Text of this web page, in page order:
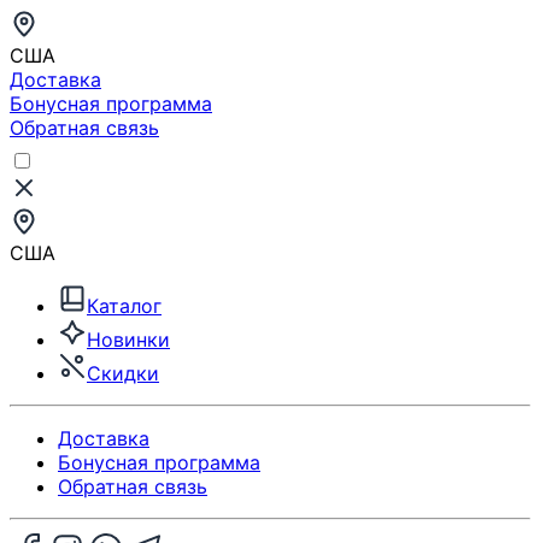
США
Доставка
Бонусная программа
Обратная связь
США
Каталог
Новинки
Скидки
Доставка
Бонусная программа
Обратная связь